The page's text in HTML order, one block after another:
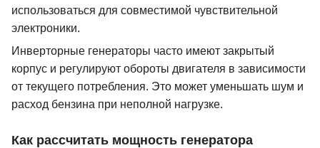
использоваться для совместимой чувствительной
электроники.
Инверторные генераторы часто имеют закрытый
корпус и регулируют обороты двигателя в зависимости
от текущего потребления. Это может уменьшать шум и
расход бензина при неполной нагрузке.
Как рассчитать мощность генератора